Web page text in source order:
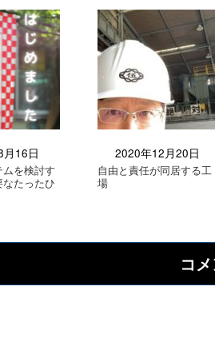
16日
を検討す
たったひ
2020年12月20日
自由と責任が同居する工
場
コ